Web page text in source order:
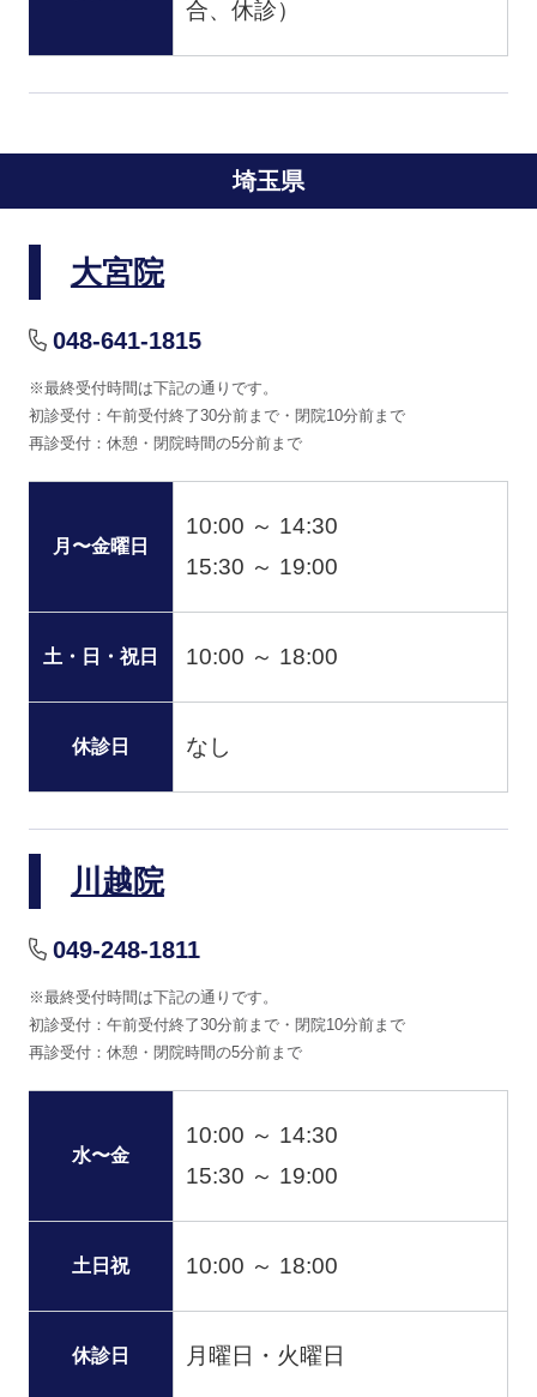
合、休診）
埼玉県
大宮院
048-641-1815
※最終受付時間は下記の通りです。
初診受付：午前受付終了30分前まで・閉院10分前まで
再診受付：休憩・閉院時間の5分前まで
月〜金曜日
10:00 ～ 14:30
15:30 ～ 19:00
土・日・祝日 10:00 ～ 18:00
休診日 なし
川越院
049-248-1811
※最終受付時間は下記の通りです。
初診受付：午前受付終了30分前まで・閉院10分前まで
再診受付：休憩・閉院時間の5分前まで
水〜金
10:00 ～ 14:30
15:30 ～ 19:00
土日祝 10:00 ～ 18:00
休診日 月曜日・火曜日